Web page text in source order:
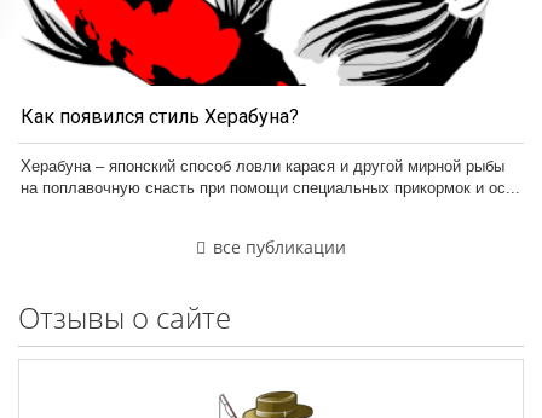
Как появился стиль Херабуна?
Херабуна – японский способ ловли карася и другой мирной рыбы
на поплавочную снасть при помощи специальных прикормок и ос...
все публикации
Отзывы о сайте